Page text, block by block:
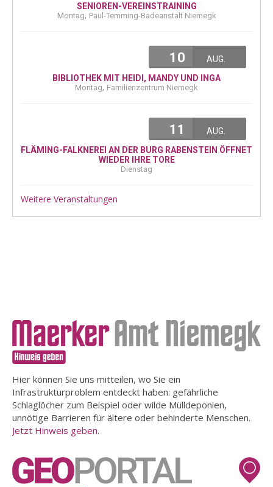
SENIOREN-VEREINSTRAINING
Montag, Paul-Temming-Badeanstalt Niemegk
10
AUG.
BIBLIOTHEK MIT HEIDI, MANDY UND INGA
Montag, Familienzentrum Niemegk
11
AUG.
FLÄMING-FALKNEREI AN DER BURG RABENSTEIN ÖFFNET
WIEDER IHRE TORE
Dienstag
Weitere Veranstaltungen
Hier können Sie uns mitteilen, wo Sie ein
Infrastrukturproblem entdeckt haben: gefährliche
Schlaglöcher zum Beispiel oder wilde Mülldeponien,
unnötige Barrieren für ältere oder behinderte Menschen.
Jetzt Hinweis geben.